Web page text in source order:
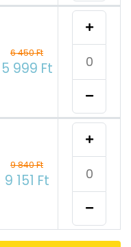
6 450 Ft
5 999 Ft
9 840 Ft
9 151 Ft